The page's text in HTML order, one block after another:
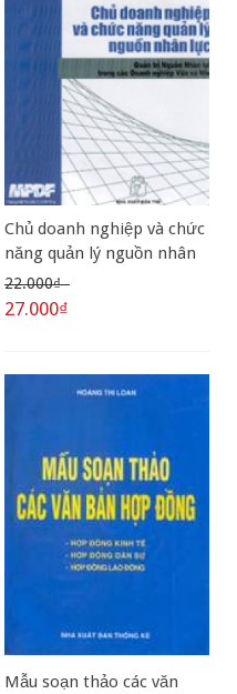
Chủ doanh nghiệp và chức
năng quản lý nguồn nhân
lực (Bộ sách quản trị
nguồn nhân lực)
22.000₫
27.000₫
Mẫu soạn thảo các văn